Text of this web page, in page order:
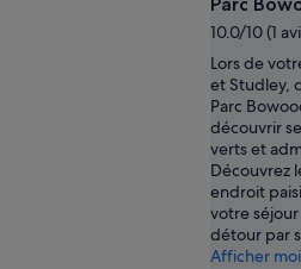
-
16
août
10.0/10 (1
Lors de
et Studley,
Parc
découvrir
verts et
Découvrez
endroit
votre
détour par
Afficher